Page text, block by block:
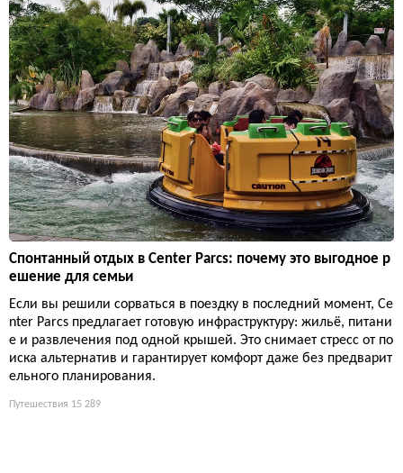
Спонтанный отдых в Center Parcs: почему это выгодное р
ешение для семьи
Если вы решили сорваться в поездку в последний момент, Ce
nter Parcs предлагает готовую инфраструктуру: жильё, питани
е и развлечения под одной крышей. Это снимает стресс от по
иска альтернатив и гарантирует комфорт даже без предварит
ельного планирования.
Путешествия 15 289